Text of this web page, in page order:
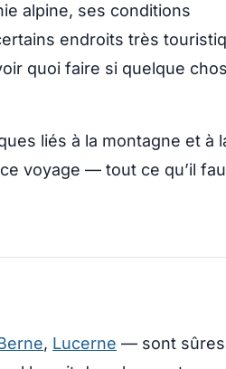
alpine, ses conditions
endroits très
quoi faire si quelque
liés à la montagne et à
voyage — tout ce qu’il
, Lucerne — sont